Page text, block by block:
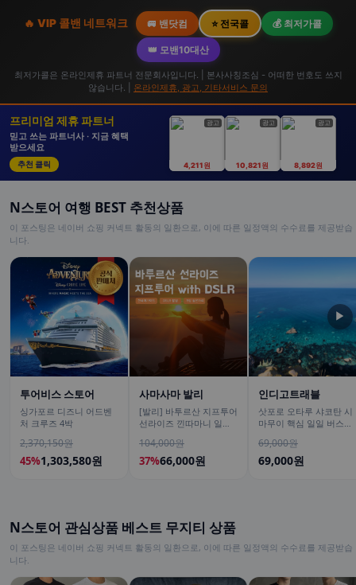
🔥 VIP 콜밴 네트워크 🚐 밴닷컴 ⭐ 전국콜 💰 최저가콜
👑 모밴10대산
최저가콜은 온라인제휴 파트너 전문회사입니다. | 본사사칭조심 - 어떠한 번호도 쓰지
않습니다. | 온라인제휴, 광고, 기타서비스 문의
프리미엄 제휴 파트너
믿고 쓰는 파트너사 · 지금 혜택
받으세요
추천 클릭
광고
4,211원
광고
10,821원
광고
8,892원
N스토어 여행 BEST 추천상품
이 포스팅은 네이버 쇼핑 커넥트 활동의 일환으로, 이에 따른 일정액의 수수료를 제공받습
니다.
투어비스 스토어
싱가포르 디즈니 어드벤
처 크루즈 4박
2,370,150원
45%1,303,580원
사마사마 발리
[발리] 바투르산 지프투어
선라이즈 낀따마니 일출
택시투어
104,000원
37%66,000원
인디고트래블
삿포로 오타루 샤코탄 시
마무이 핵심 일일 버스투
69,000원
69,000원
▶
N스토어 관심상품 베스트 무지티 상품
이 포스팅은 네이버 쇼핑 커넥트 활동의 일환으로, 이에 따른 일정액의 수수료를 제공받습
니다.